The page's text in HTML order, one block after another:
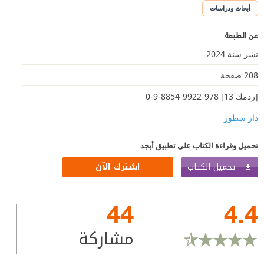
أبحاث ودراسات
عن الطبعة
نشر سنة 2024
208 صفحة
[ردمك 13] 978-9922-8854-9-0
دار سطور
تحميل وقراءة الكتاب على تطبيق أبجد
تحميل الكتاب اشترك الآن
4.4
44
مشاركة